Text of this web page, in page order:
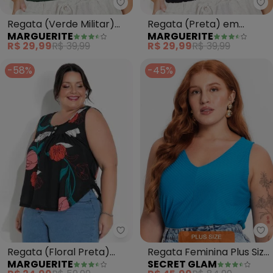
Marguerite - Regata (Verde
Regata (Verde Militar)
em Canelado
MARGUERITE
R$ 29,99R$ 39,99
Regata (Preta) em
Canelado
MARGUERITE
R$ 29,99R$ 39,99
-58%
Marguerite - Regata (Floral
Regata (Floral Preta)
com Franzido Plus Size
MARGUERITE
-45%
Regata Feminina Plus Size
(Azul)
SECRET GLAM